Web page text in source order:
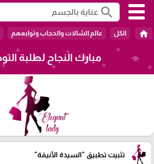
search
home الكل عالم الشالات والحجاب وتوابعهم
مبارك النجاح لطلبة
تثبيت تطبيق "السيدة الأنيقة"